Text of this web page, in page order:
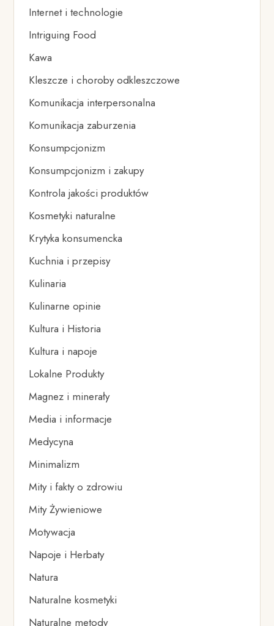
Internet i technologie
Intriguing Food
Kawa
Kleszcze i choroby odkleszczowe
Komunikacja interpersonalna
Komunikacja zaburzenia
Konsumpcjonizm
Konsumpcjonizm i zakupy
Kontrola jakości produktów
Kosmetyki naturalne
Krytyka konsumencka
Kuchnia i przepisy
Kulinaria
Kulinarne opinie
Kultura i Historia
Kultura i napoje
Lokalne Produkty
Magnez i minerały
Media i informacje
Medycyna
Minimalizm
Mity i fakty o zdrowiu
Mity Żywieniowe
Motywacja
Napoje i Herbaty
Natura
Naturalne kosmetyki
Naturalne metody